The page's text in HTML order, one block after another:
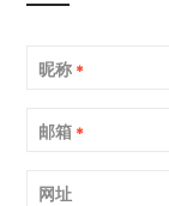
昵称 *
邮箱 *
网址